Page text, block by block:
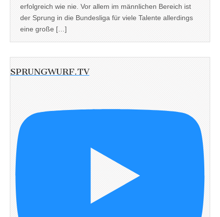
erfolgreich wie nie. Vor allem im männlichen Bereich ist
der Sprung in die Bundesliga für viele Talente allerdings
eine große […]
SPRUNGWURF.TV